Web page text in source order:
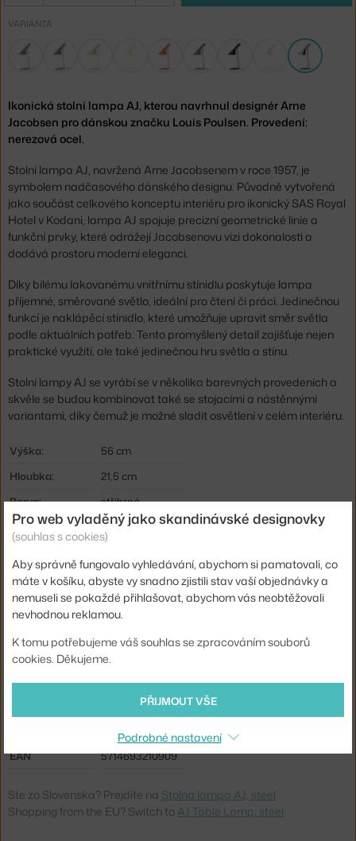
VARIANTA
Ikonická stolní lampa AJ, kterou navrhnul designér Arne
Jacobsen pro dánskou značku Louis Poulsen. Provedení:
nerezová ocel.
Stolní lampa AJ, navržená Arne Jacobsenem v roce 1957, je
symbolem nadčasového dánského designu. Původně vytvořená
jako součást celkového konceptu interiéru pro ikonický SAS Royal
Hotel v Kodani, lampa AJ spojuje precizní geometrické linie a
funkční prvky, které odrážejí Jacobsenovu vizi dokonalosti a
dodává prostoru moderní eleganci.
Díky bílému lakovanému vnitřnímu stínidlu poskytuje lampa
příjemné, směrované světlo, ideální pro čtení či práci. Jedinečnou
funkcí je naklápěcí stínidlo, které umožňuje upravit směr světla
podle aktuálních potřeb. Tento promyšlený detail zajišťuje nejen
praktické využití, ale také jedinečnou hru světla a stínu.
Stolní lampy AJ se vyrábí se v několika barevných provedeních a
skvěle se budou kombinovat také se stojacími a nástěnnými
variantami, díky čemuž je možné sladit osvětlení v celém interiéru.
Výška:
56 cm
Hloubka:
21,5 cm
Barva:
stříbrná
Materiál:
nerezová ocel
Krytí:
IP20
Hlavní materiál:
kov
Příkon:
7,5 W
Patice / zdroj:
E27
přímé osvětlení
LPO-5744166409
EAN
5714693210909
Ste zo Slovenska? Prejdite na Stolná lampa AJ, steel
Shopping from the EU? Switch to AJ Table Lamp, steel
Pro web vyladěný jako skandinávské designovky
(souhlas s cookies)
Aby správně fungovalo vyhledávání, abychom si pamatovali, co
máte v košíku, abyste vy snadno zjistili stav vaší objednávky a
nemuseli se pokaždé přihlašovat, abychom vás neobtěžovali
nevhodnou reklamou.
K tomu potřebujeme váš souhlas se zpracováním souborů
cookies. Děkujeme.
PŘIJMOUT VŠE
Podrobné nastavení